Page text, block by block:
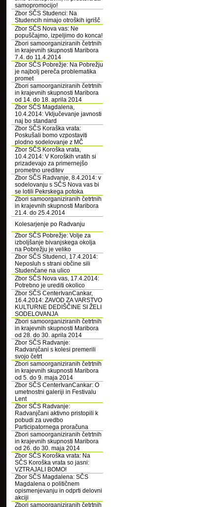
samopromocijo!
Zbor SČS Studenci: Na
Studencih nimajo otroških igrišč
Zbor SČS Nova vas: Ne
popuščajmo, izpeljimo do konca!
Zbori samoorganiziranih četrtnih
in krajevnih skupnosti Maribora
7.4. do 11.4.2014
Zbor SČS Pobrežje: Na Pobrežju
je najbolj pereča problematika
promet
Zbori samoorganiziranih četrtnih
in krajevnih skupnosti Maribora
od 14. do 18. aprila 2014
Zbor SČS Magdalena,
10.4.2014: Vključevanje javnosti
naj bo standard
Zbor SČS Koraška vrata:
Poskušali bomo vzpostaviti
plodno sodelovanje z MČ
Zbor SČS Koroška vrata,
10.4.2014: V Koroških vratih si
prizadevajo za primernejšo
prometno ureditev
Zbor SČS Radvanje, 8.4.2014: v
sodelovanju s SČS Nova vas bi
se lotili Pekrskega potoka
Zbori samoorganiziranih četrtnih
in krajevnih skupnosti Maribora
21.4. do 25.4.2014
Kolesarjenje po Radvanju
Zbor SČS Pobrežje: Volje za
izboljšanje bivanjskega okolja
na Pobrežju je veliko
Zbor SČS Studenci, 17.4.2014:
Neposluh s strani občine sili
Studenčane na ulico
Zbor SČS Nova vas, 17.4.2014:
Potrebno je urediti okolico
Zbor SČS CenterIvanCankar,
16.4.2014: ZAVOD ZA VARSTVO
KULTURNE DEDIŠČINE SI ŽELI
SODELOVANJA
Zbori samoorganiziranih četrtnih
in krajevnih skupnosti Maribora
od 28. do 30. aprila 2014
Zbor SČS Radvanje:
Radvanjčani s kolesi premerili
svojo četrt
Zbori samoorganiziranih četrtnih
in krajevnih skupnosti Maribora
od 5. do 9. maja 2014
Zbor SČS CenterIvanCankar: O
umetnostni galeriji in Festivalu
Lent
Zbor SČS Radvanje:
Radvanjčani aktivno pristopili k
pobudi za uvedbo
Participatornega proračuna
Zbori samoorganiziranih četrtnih
in krajevnih skupnosti Maribora
od 26. do 30. maja 2014
Zbor SČS Koroška vrata: Na
SČS Koroška vrata so jasni:
VZTRAJALI BOMO!
Zbor SČS Magdalena: SČS
Magdalena o političnem
opismenjevanju in odprti delovni
akciji
Zbori samoorganiziranih četrtnih